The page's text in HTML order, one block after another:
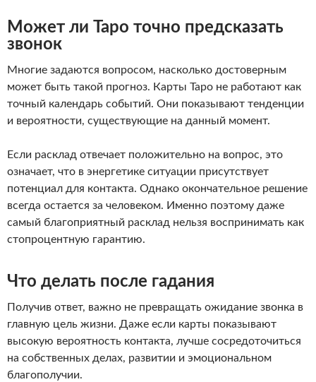
Может ли Таро точно предсказать
звонок
Многие задаются вопросом, насколько достоверным
может быть такой прогноз. Карты Таро не работают как
точный календарь событий. Они показывают тенденции
и вероятности, существующие на данный момент.
Если расклад отвечает положительно на вопрос, это
означает, что в энергетике ситуации присутствует
потенциал для контакта. Однако окончательное решение
всегда остается за человеком. Именно поэтому даже
самый благоприятный расклад нельзя воспринимать как
стопроцентную гарантию.
Что делать после гадания
Получив ответ, важно не превращать ожидание звонка в
главную цель жизни. Даже если карты показывают
высокую вероятность контакта, лучше сосредоточиться
на собственных делах, развитии и эмоциональном
благополучии.